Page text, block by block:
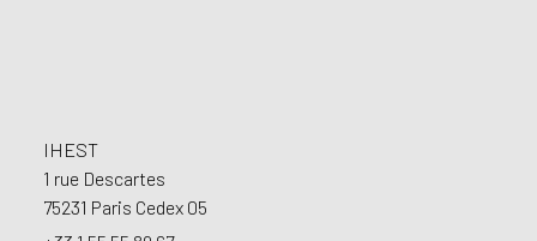
IHEST
1 rue Descartes
75231 Paris Cedex 05